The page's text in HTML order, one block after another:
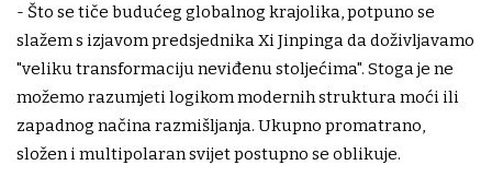
- Što se tiče budućeg globalnog krajolika, potpuno se
slažem s izjavom predsjednika Xi Jinpinga da doživljavamo
"veliku transformaciju neviđenu stoljećima". Stoga je ne
možemo razumjeti logikom modernih struktura moći ili
zapadnog načina razmišljanja. Ukupno promatrano,
složen i multipolaran svijet postupno se oblikuje.